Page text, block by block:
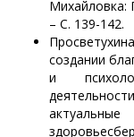
Михайловка:
– С. 139-142.
создании
и